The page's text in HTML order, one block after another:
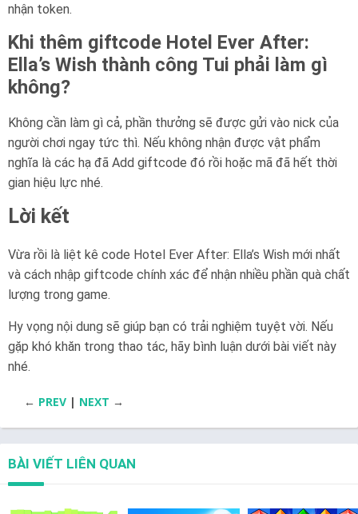
nhận token.
Khi thêm giftcode Hotel Ever After:
Ella’s Wish thành công Tui phải làm gì
không?
Không cần làm gì cả, phần thưởng sẽ được gửi vào nick của
người chơi ngay tức thì. Nếu không nhận được vật phẩm
nghĩa là các hạ đã Add giftcode đó rồi hoặc mã đã hết thời
gian hiệu lực nhé.
Lời kết
Vừa rồi là liệt kê code Hotel Ever After: Ella’s Wish mới nhất
và cách nhập giftcode chính xác để nhận nhiều phần quà chất
lượng trong game.
Hy vọng nội dung sẽ giúp bạn có trải nghiệm tuyệt vời. Nếu
gặp khó khăn trong thao tác, hãy bình luận dưới bài viết này
nhé.
← PREV | NEXT →
BÀI VIẾT LIÊN QUAN